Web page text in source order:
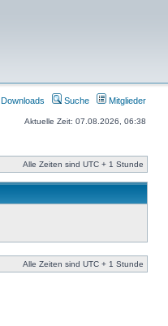
Downloads Suche Mitglieder
Aktuelle Zeit: 07.08.2026, 06:38
Alle Zeiten sind UTC + 1 Stunde
Alle Zeiten sind UTC + 1 Stunde